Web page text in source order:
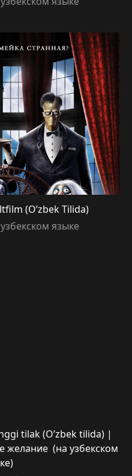
(O’zbek Tilida)
языке
tilak (O’zbek tilida) |
желание (на узбекском